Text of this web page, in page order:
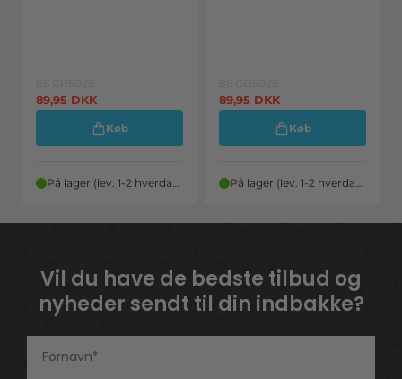
89,95 DKK
Køb
89,95 DKK
Køb
Vil du have de bedste tilbud og
nyheder sendt til din indbakke?